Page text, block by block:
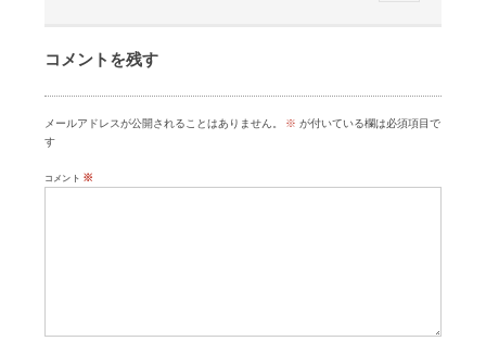
コメントを残す
メールアドレスが公開されることはありません。 ※ が付いている欄は必須項目で
す
コメント ※